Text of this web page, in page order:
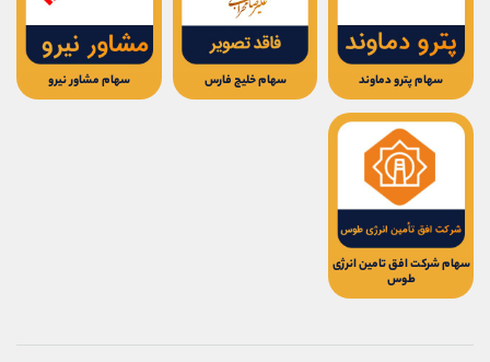
سهام پترو دماوند سهام خلیج فارس سهام مشاور نیرو
سهام شرکت افق تامین انرژی
طوس